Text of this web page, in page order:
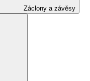
Záclony a závěsy